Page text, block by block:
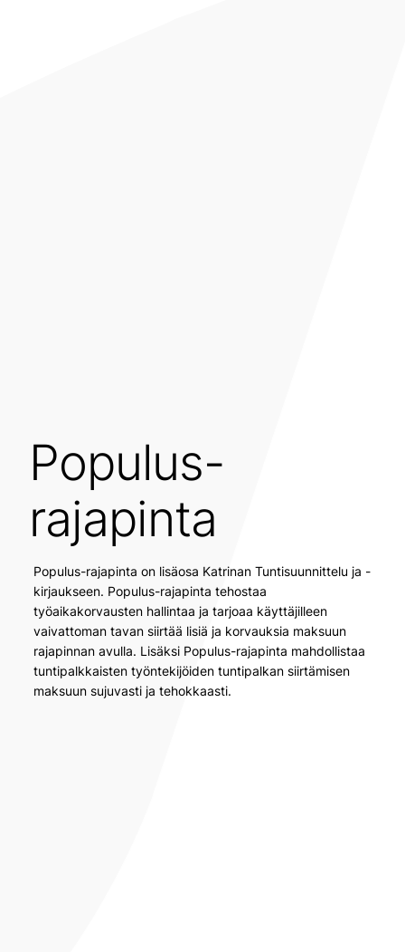
Populus-
rajapinta
Populus-rajapinta on lisäosa Katrinan Tuntisuunnittelu ja -
kirjaukseen. Populus-rajapinta tehostaa
työaikakorvausten hallintaa ja tarjoaa käyttäjilleen
vaivattoman tavan siirtää lisiä ja korvauksia maksuun
rajapinnan avulla. Lisäksi Populus-rajapinta mahdollistaa
tuntipalkkaisten työntekijöiden tuntipalkan siirtämisen
maksuun sujuvasti ja tehokkaasti.